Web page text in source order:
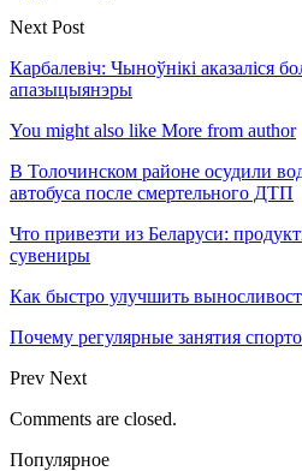
Next Post
Карбалевіч: Чыноўнікі аказаліся
апазыцыянэры
You might also like More from author
В Толочинском районе осудили
автобуса после смертельного ДТП
Что привезти из Беларуси:
сувениры
Как быстро улучшить
Почему регулярные занятия
Prev Next
Comments are closed.
Популярное